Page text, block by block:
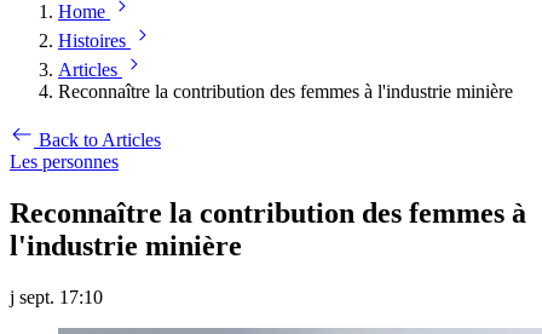
Home
Histoires
Articles
Reconnaître la contribution des femmes à l'industrie minière
Back to Articles
Les personnes
Reconnaître la contribution des femmes à
l'industrie minière
j sept. 17:10